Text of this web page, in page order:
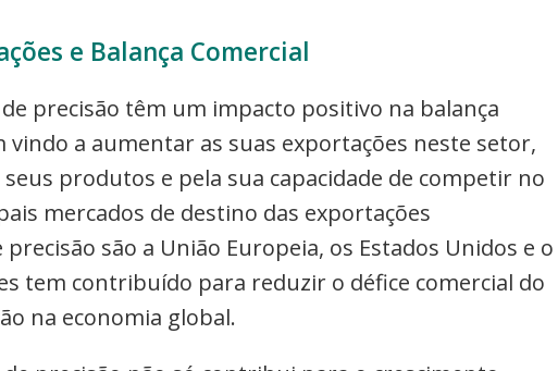
e Balança Comercial
precisão têm um impacto positivo na balança
vindo a aumentar as suas exportações neste setor,
produtos e pela sua capacidade de competir no
mercados de destino das exportações
são a União Europeia, os Estados Unidos e o
tem contribuído para reduzir o défice comercial do
na economia global.